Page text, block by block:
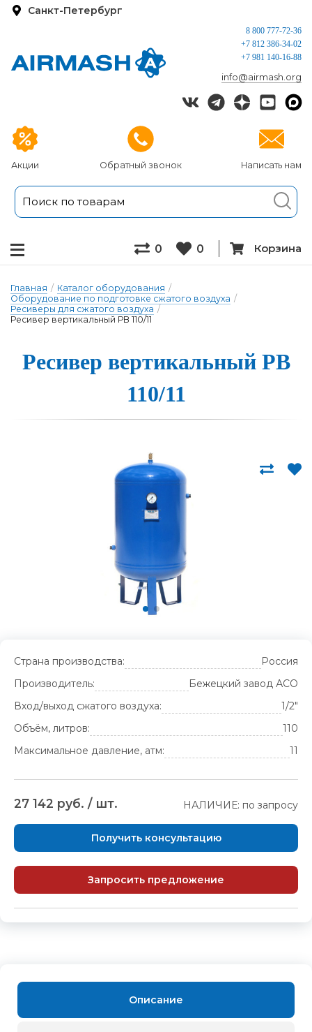
Санкт-Петербург
Акции Обратный звонок Написать нам
8 800 777-72-36
+7 812 386-34-02
+7 981 140-16-88
info@airmash.org
0 0 Корзина
Главная / Каталог оборудования /
Оборудование по подготовке сжатого воздуха /
Ресиверы для сжатого воздуха /
Ресивер вертикальный РВ 110/11
Ресивер вер­ти­каль­ный РВ
110/11
Страна производства:
Россия
Производитель:
Бежецкий завод АСО
Вход/выход сжатого воздуха:
1/2"
Объём, литров:
110
Максимальное давление, атм:
11
27 142 руб. / шт. НАЛИЧИЕ: по запросу
Получить консультацию
Запросить предложение
Описание